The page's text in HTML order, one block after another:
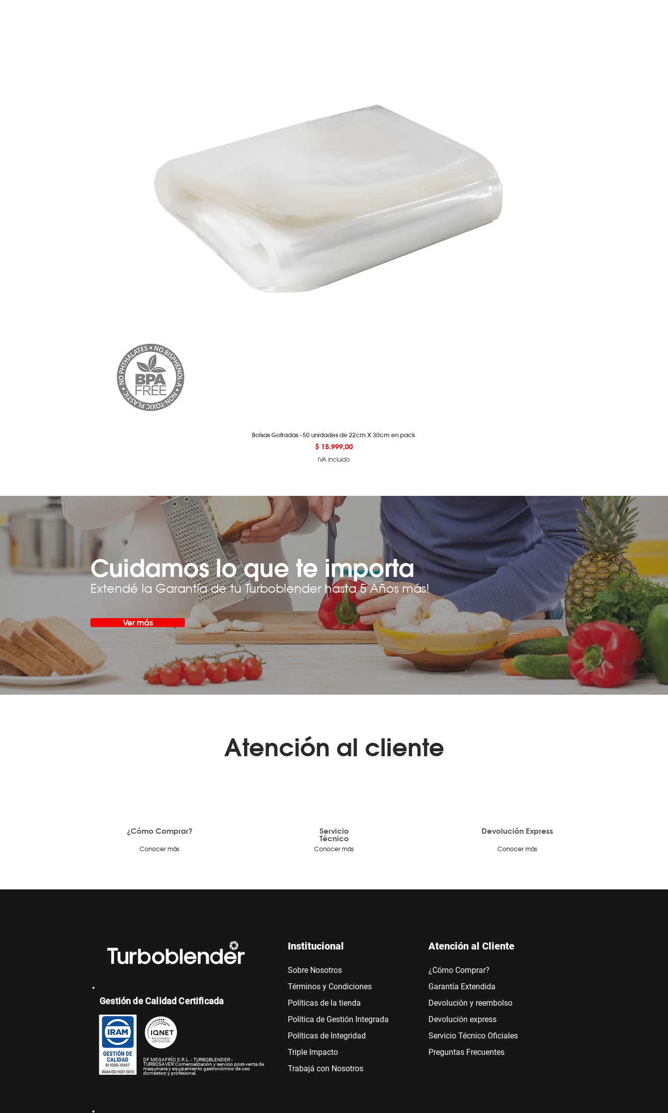
Bolsas Gofradas - 50 unidades de 22cm X 30cm en pack
Precio
$ 15.999,00
IVA incluido
Cuidamos lo que te importa
Extendé la Garantía de tu Turboblender hasta 5 Años más!
Ver más
Atención al cliente
¿Cómo Comprar?
Conocer más
Servicio
Técnico
Conocer más
Devolución Express
Conocer más
DF MEGAFRÍO S.R.L. - TURBOBLENDER -
TURBOSAVERComercialización y servicio post-venta de
maquinaria y equipamiento gastronómico de uso
doméstico y profesional.
Gestión de Calidad Certificada
Institucional Atención al Cliente
Sobre Nosotros
Términos y Condiciones
Políticas de la tienda
Política de Gestión Integrada
Políticas de Integridad
Triple Impacto
Trabajá con Nosotros
¿Cómo Comprar?
Garantía Extendida
Devolución y reembolso
Devolución express
Servicio Técnico Oficiales
Preguntas Frecuentes